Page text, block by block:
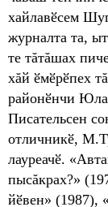
хайлавӗсем
журналта та,
те тăтăшах
хăй ӗмӗрӗпех
районӗнчи
Писательсен
отличникӗ,
лауреачӗ.
пысăкрах?»
йӗвен» (1987),